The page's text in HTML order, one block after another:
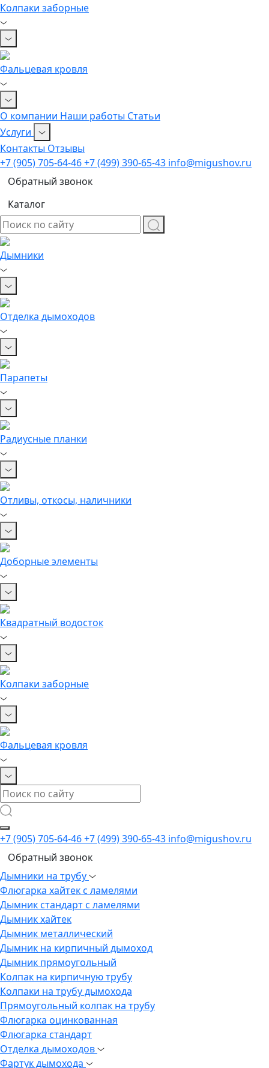
Колпаки заборные
Фальцевая кровля
О компании Наши работы Статьи
Услуги
Контакты Отзывы
+7 (905) 705-64-46+7 (499) 390-65-43 info@migushov.ru
Обратный звонок
Каталог
Дымники
Отделка дымоходов
Парапеты
Радиусные планки
Отливы, откосы, наличники
Доборные элементы
Квадратный водосток
Колпаки заборные
Фальцевая кровля
+7 (905) 705-64-46+7 (499) 390-65-43 info@migushov.ru
Обратный звонок
Дымники на трубу
Флюгарка хайтек с ламелями
Дымник стандарт с ламелями
Дымник хайтек
Дымник металлический
Дымник на кирпичный дымоход
Дымник прямоугольный
Колпак на кирпичную трубу
Колпаки на трубу дымохода
Прямоугольный колпак на трубу
Флюгарка оцинкованная
Флюгарка стандарт
Отделка дымоходов
Фартук дымохода